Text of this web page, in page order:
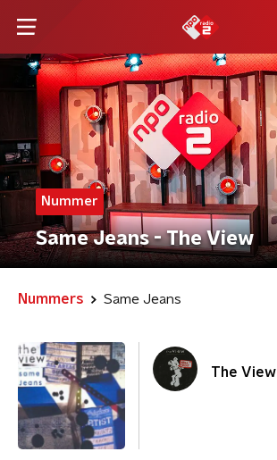
Nummer
Same Jeans - The View
Nummers Same Jeans
The View